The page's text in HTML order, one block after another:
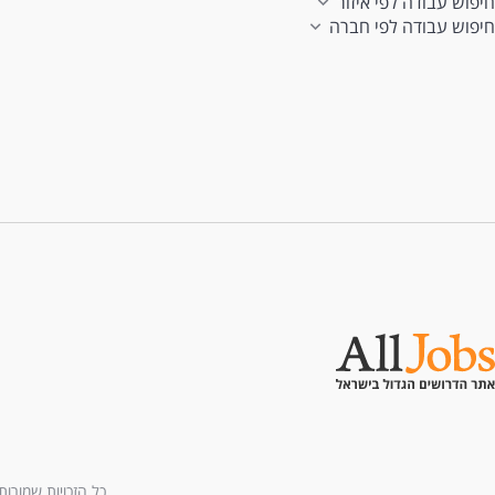
חיפוש עבודה לפי חברה